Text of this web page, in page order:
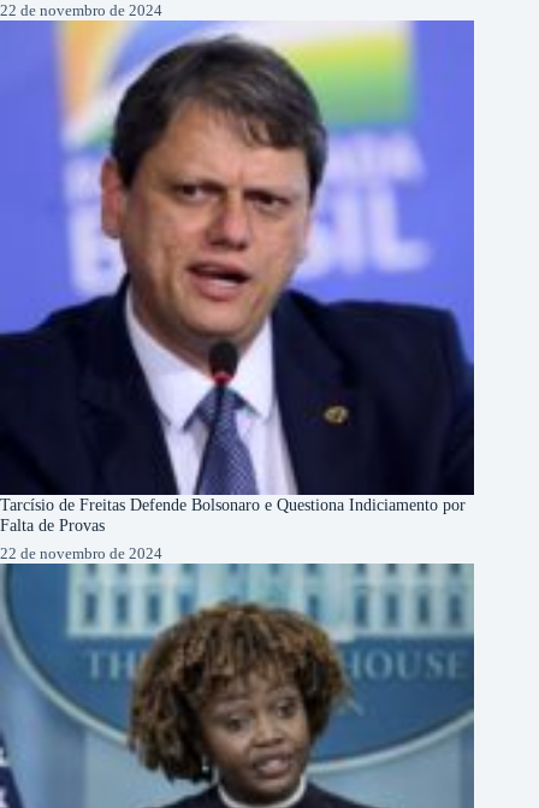
22 de novembro de 2024
Tarcísio de Freitas Defende Bolsonaro e Questiona Indiciamento por
Falta de Provas
22 de novembro de 2024